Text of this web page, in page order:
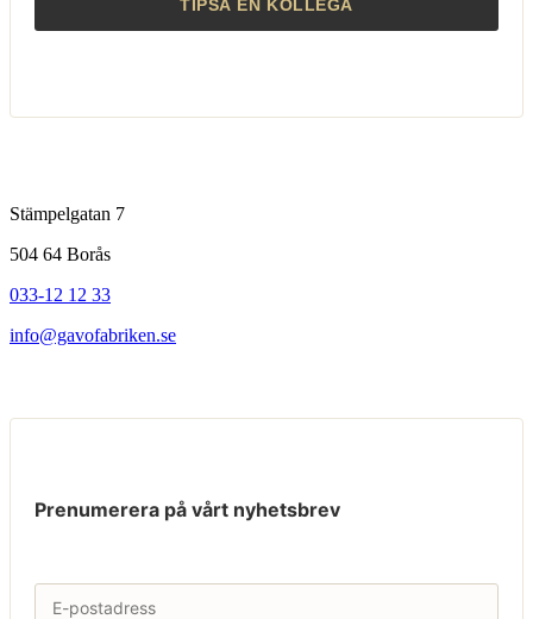
Stämpelgatan 7
504 64 Borås
033-12 12 33
info@gavofabriken.se
Prenumerera på vårt nyhetsbrev